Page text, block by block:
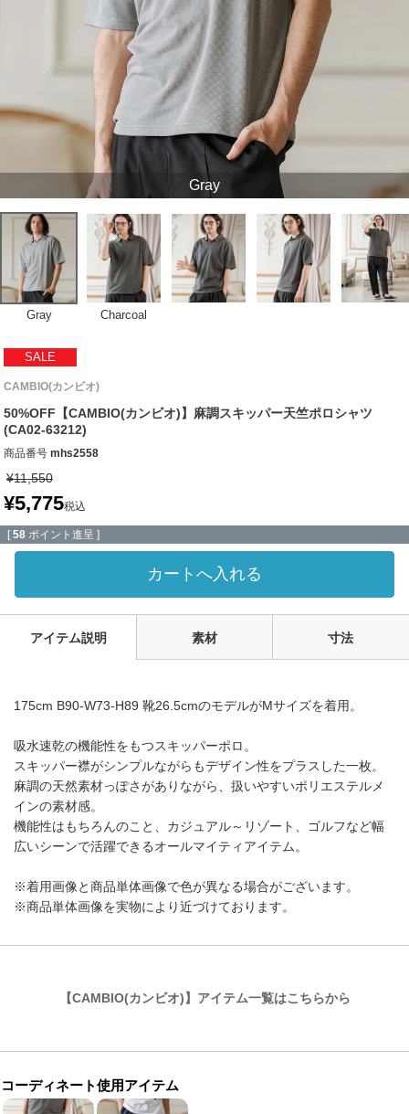
Gray
Gray Charcoal
SALE
CAMBIO(カンビオ)
50%OFF【CAMBIO(カンビオ)】麻調スキッパー天竺ポロシャツ
(CA02-63212)
商品番号 mhs2558
¥11,550
¥5,775税込
[ 58 ポイント進呈 ]
カートへ入れる
アイテム説明 素材 寸法
175cm B90-W73-H89 靴26.5cmのモデルがMサイズを着用。
吸水速乾の機能性をもつスキッパーポロ。
スキッパー襟がシンプルながらもデザイン性をプラスした一枚。
麻調の天然素材っぽさがありながら、扱いやすいポリエステルメ
インの素材感。
機能性はもちろんのこと、カジュアル～リゾート、ゴルフなど幅
広いシーンで活躍できるオールマイティアイテム。
※着用画像と商品単体画像で色が異なる場合がございます。
※商品単体画像を実物により近づけております。
【CAMBIO(カンビオ)】アイテム一覧はこちらから
コーディネート使用アイテム